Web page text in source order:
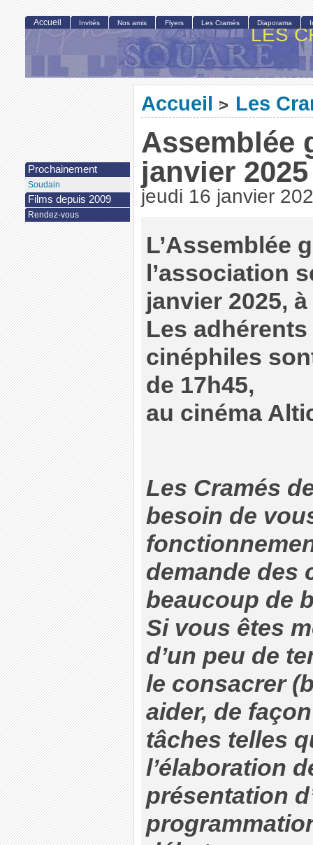
LES
Accueil > Les
Assemblée
janvier 2025
jeudi 16 janvier
L’Assemblée
l’association
janvier 2025,
Les
cinéphiles
de 17h45,
au cinéma
Les Cramés
besoin de
demande des
beaucoup de
Si vous êtes
d’un peu de
le consacrer
aider, de
tâches telles
l’élaboration
présentation
Accueil Invités Nos amis Flyers Les Cramés Diaporama
Prochainement
Soudain
Films depuis 2009
Rendez-vous